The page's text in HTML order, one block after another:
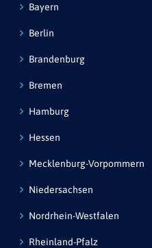
Bayern
Berlin
Brandenburg
Bremen
Hamburg
Hessen
Mecklenburg-Vorpommern
Niedersachsen
Nordrhein-Westfalen
Rheinland-Pfalz